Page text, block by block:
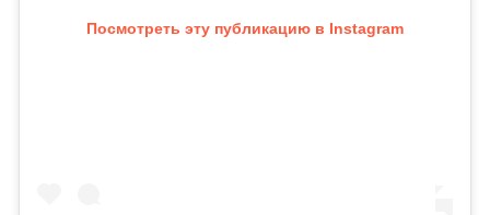
Посмотреть эту публикацию в Instagram